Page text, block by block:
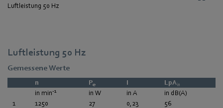
Luftleistung 50 Hz
Luftleistung 50 Hz
Gemessene Werte
n Pe I LpAin
in min-1 in W in A
in dB(A)
1
1250 27 0,23
56